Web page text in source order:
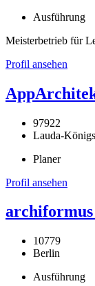
Ausführung
Meisterbetrieb für
Profil ansehen
97922
Lauda-
Planer
Profil ansehen
10779
Berlin
Ausführung